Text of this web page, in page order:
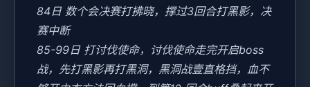
84日 数个会决赛打拂晓，撑过3回合打黑影，决
赛中断
85-99日 打讨伐使命，讨伐使命走完开启boss
战，先打黑影再打黑洞，黑洞战壹直格挡，血不